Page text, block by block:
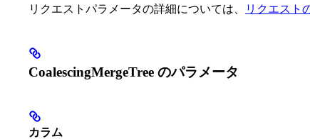
リクエストパラメータの詳細については、 リクエスト
CoalescingMergeTree のパラメータ
カラム